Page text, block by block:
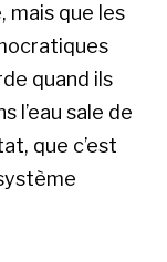
mais que les
quand ils
l’eau sale de
que c’est